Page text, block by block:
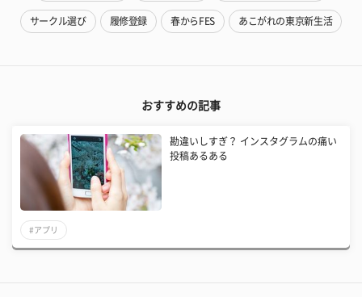
サークル選び 履修登録 春からFES あこがれの東京新生活
おすすめの記事
勘違いしすぎ？ インスタグラムの痛い
投稿あるある
#アプリ